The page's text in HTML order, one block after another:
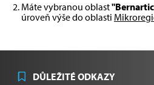
Máte vybranou oblast
úroveň výše do oblasti
DŮLEŽITÉ ODKAZY